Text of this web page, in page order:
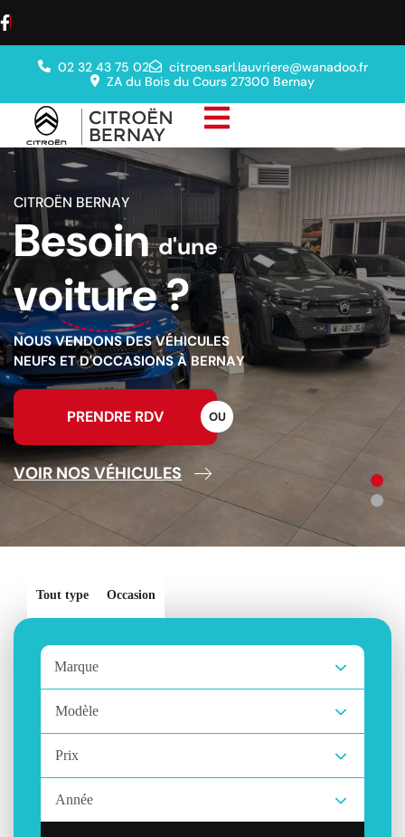
02 32 43 75 02
citroen.sarl.lauvriere@wanadoo.fr
ZA du Bois du Cours 27300 Bernay
CITROËN BERNAY
Besoin d'une
voiture?
NOUS VENDONS DES VÉHICULES
NEUFS ET D'OCCASIONS À BERNAY
PRENDRE RDV OU
VOIR NOS VÉHICULES
Marque
Modèle
Prix
Année
Tout type Occasion